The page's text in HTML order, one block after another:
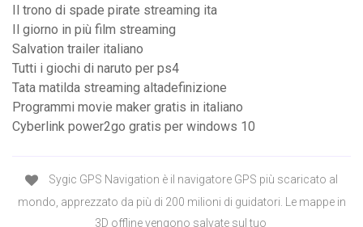
Il trono di spade pirate streaming ita
Il giorno in più film streaming
Salvation trailer italiano
Tutti i giochi di naruto per ps4
Tata matilda streaming altadefinizione
Programmi movie maker gratis in italiano
Cyberlink power2go gratis per windows 10
Sygic GPS Navigation è il navigatore GPS più scaricato al
mondo, apprezzato da più di 200 milioni di guidatori. Le mappe in
3D offline vengono salvate sul tuo